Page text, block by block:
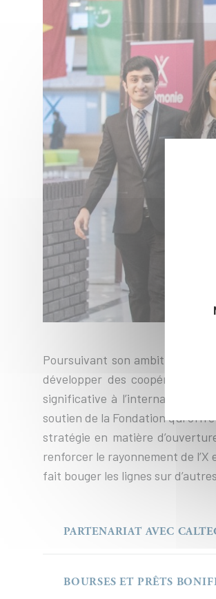
Poursuivant son ambition de
développer des coopérations
significative à l’international,
soutien de la Fondation qui
stratégie en matière
renforcer le rayonnement de
fait bouger les lignes sur
PARTENARIAT AVEC
BOURSES ET PRÊTS